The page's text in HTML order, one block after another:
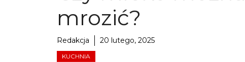
mrozić?
Redakcja 20 lutego, 2025
KUCHNIA